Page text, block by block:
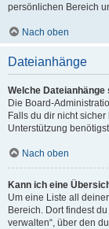
persönlichen Bereich
Nach oben
Dateianhänge
Welche
Die Board-
Falls du dir nicht
Unterstützung
Nach oben
Kann ich eine
Um eine Liste all
Bereich. Dort findest
verwalten“, über den